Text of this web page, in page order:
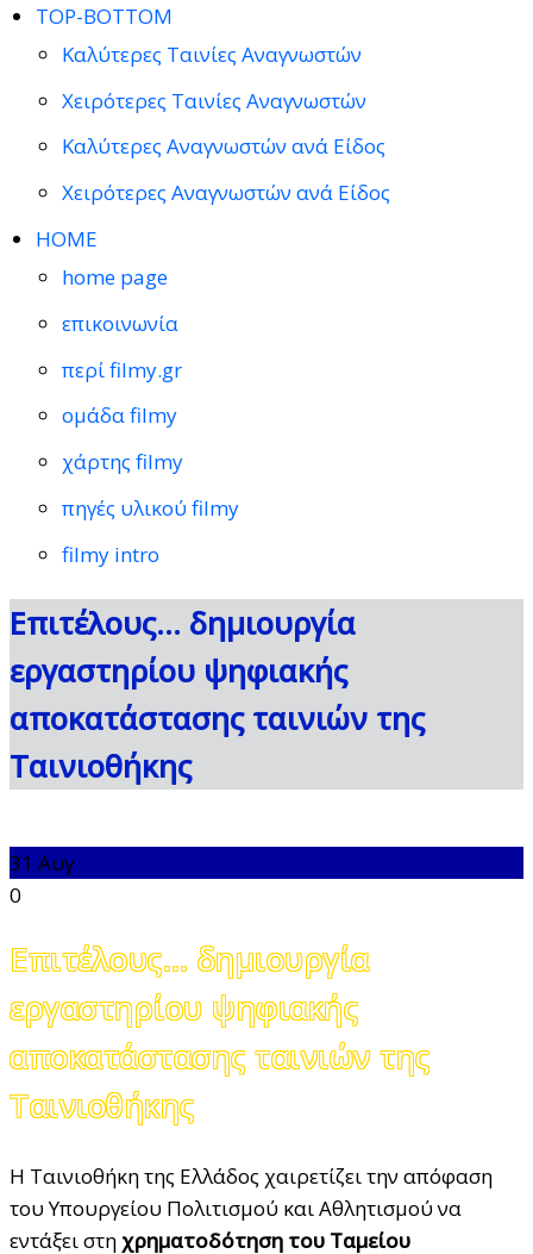
TOP-BOTTOM
Καλύτερες Ταινίες Αναγνωστών
Χειρότερες Ταινίες Αναγνωστών
Καλύτερες Αναγνωστών ανά Είδος
Χειρότερες Αναγνωστών ανά Είδος
HOME
home page
επικοινωνία
περί filmy.gr
ομάδα filmy
χάρτης filmy
πηγές υλικού filmy
filmy intro
Επιτέλους… δημιουργία
εργαστηρίου ψηφιακής
αποκατάστασης ταινιών της
Ταινιοθήκης
31 Αυγ
0
Επιτέλους… δημιουργία
εργαστηρίου ψηφιακής
αποκατάστασης ταινιών της
Ταινιοθήκης
Η Ταινιοθήκη της Ελλάδος χαιρετίζει την απόφαση
του Υπουργείου Πολιτισμού και Αθλητισμού να
εντάξει στη χρηματοδότηση του Ταμείου